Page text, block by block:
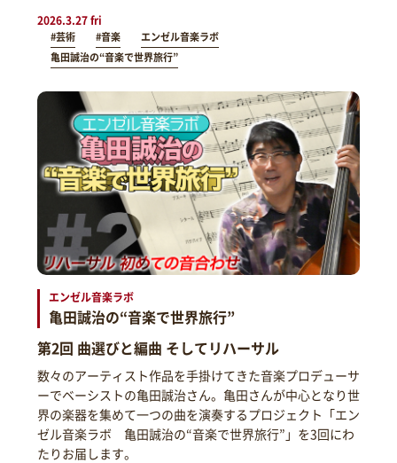
2026.3.27 fri
#芸術 #音楽
エンゼル音楽ラボ
亀田誠治の“音楽で世界旅行”
エンゼル音楽ラボ
亀田誠治の“音楽で世界旅行”
第2回 曲選びと編曲 そしてリハーサル
数々のアーティスト作品を手掛けてきた音楽プロデューサ
ーでベーシストの亀田誠治さん。亀田さんが中心となり世
界の楽器を集めて一つの曲を演奏するプロジェクト「エン
ゼル音楽ラボ 亀田誠治の“音楽で世界旅行”」を3回にわ
たりお届します。